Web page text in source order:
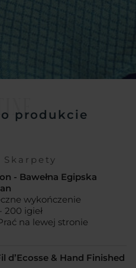
produkcie
Skarpety
- Bawełna Egipska
wykończenie
200 igieł
na lewej stronie
& Hand Finished